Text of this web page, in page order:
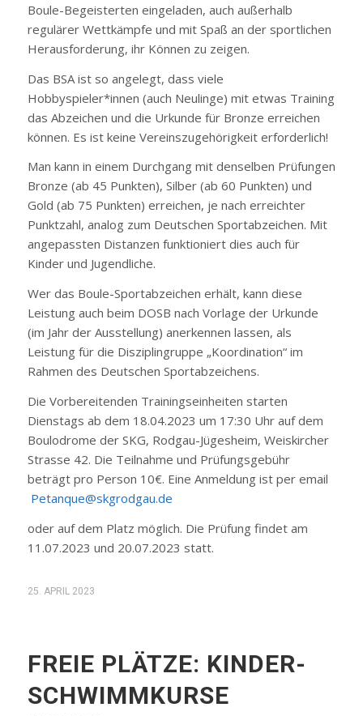
Boule-Begeisterten eingeladen, auch außerhalb
regulärer Wettkämpfe und mit Spaß an der sportlichen
Herausforderung, ihr Können zu zeigen.
Das BSA ist so angelegt, dass viele
Hobbyspieler*innen (auch Neulinge) mit etwas Training
das Abzeichen und die Urkunde für Bronze erreichen
können. Es ist keine Vereinszugehörigkeit erforderlich!
Man kann in einem Durchgang mit denselben Prüfungen
Bronze (ab 45 Punkten), Silber (ab 60 Punkten) und
Gold (ab 75 Punkten) erreichen, je nach erreichter
Punktzahl, analog zum Deutschen Sportabzeichen. Mit
angepassten Distanzen funktioniert dies auch für
Kinder und Jugendliche.
Wer das Boule-Sportabzeichen erhält, kann diese
Leistung auch beim DOSB nach Vorlage der Urkunde
(im Jahr der Ausstellung) anerkennen lassen, als
Leistung für die Disziplingruppe „Koordination“ im
Rahmen des Deutschen Sportabzeichens.
Die Vorbereitenden Trainingseinheiten starten
Dienstags ab dem 18.04.2023 um 17:30 Uhr auf dem
Boulodrome der SKG, Rodgau-Jügesheim, Weiskircher
Strasse 42. Die Teilnahme und Prüfungsgebühr
beträgt pro Person 10€. Eine Anmeldung ist per email
Petanque@skgrodgau.de
oder auf dem Platz möglich. Die Prüfung findet am
11.07.2023 und 20.07.2023 statt.
25. APRIL 2023
FREIE PLÄTZE: KINDER-
SCHWIMMKURSE